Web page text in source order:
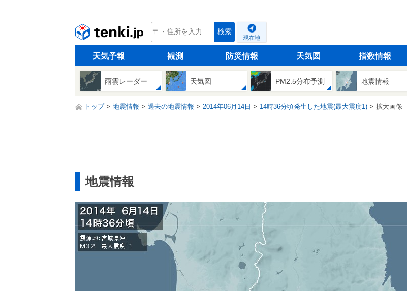
tenki.jp 検索
現在地
天気予報 観測 防災情報 天気図 指数情報
雨雲レーダー 天気図 PM2.5分布予測 地震情報
トップ 地震情報 過去の地震情報 2014年06月14日 14時36分頃発生した地震(最大震度1) 拡大画像
地震情報